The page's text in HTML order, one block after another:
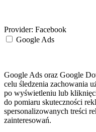
Provider: Facebook
Google Ads
Google Ads oraz Google
celu śledzenia zachowania
po wyświetleniu lub
do pomiaru skuteczności
spersonalizowanych treści
zainteresowań.